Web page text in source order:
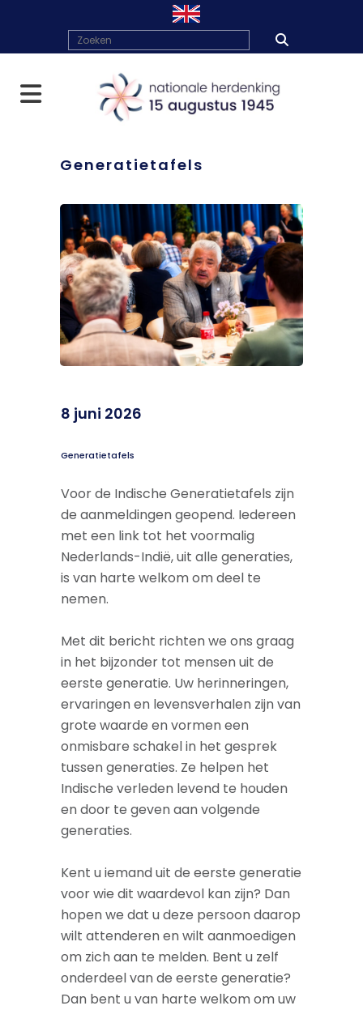
Generatietafels
8 juni 2026
Generatietafels
Voor de Indische Generatietafels zijn
de aanmeldingen geopend. Iedereen
met een link tot het voormalig
Nederlands-Indië, uit alle generaties,
is van harte welkom om deel te
nemen.
Met dit bericht richten we ons graag
in het bijzonder tot mensen uit de
eerste generatie. Uw herinneringen,
ervaringen en levensverhalen zijn van
grote waarde en vormen een
onmisbare schakel in het gesprek
tussen generaties. Ze helpen het
Indische verleden levend te houden
en door te geven aan volgende
generaties.
Kent u iemand uit de eerste generatie
voor wie dit waardevol kan zijn? Dan
hopen we dat u deze persoon daarop
wilt attenderen en wilt aanmoedigen
om zich aan te melden. Bent u zelf
onderdeel van de eerste generatie?
Dan bent u van harte welkom om uw